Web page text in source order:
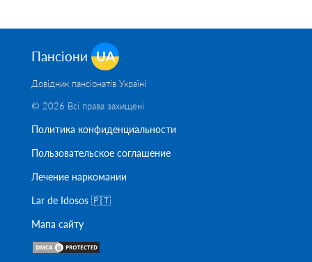
Пансіони UA
Довідник пансіонатів Україні
© 2026 Всі права захищені
Политика конфиденциальности
Пользовательское соглашение
Лечение наркомании
Lar de Idosos 🇵🇹
Мапа сайту